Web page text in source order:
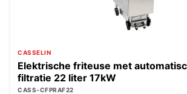
CASSELIN
Elektrische friteuse met
filtratie 22 liter 17kW
CASS-CFPRAF22